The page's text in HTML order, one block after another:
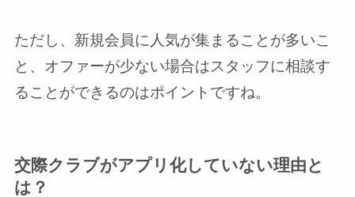
ただし、新規会員に人気が集まることが多いこ
と、オファーが少ない場合はスタッフに相談す
ることができるのはポイントですね。
交際クラブがアプリ化していない理由と
は？